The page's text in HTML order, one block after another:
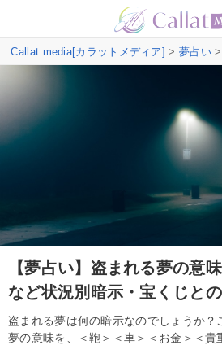
Callat media[カラットメディア] > 夢占い>
【夢占い】盗まれる夢の意
など状況別暗示・宝くじと
盗まれる夢は何の暗示なのでしょうか？
夢の意味を、＜鞄＞＜車＞＜お金＞＜貴